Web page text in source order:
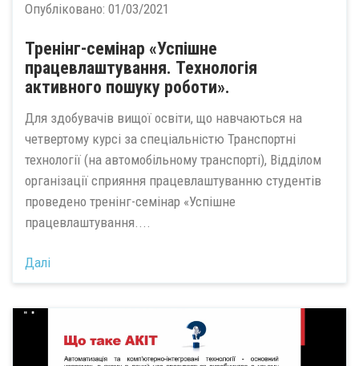
Опубліковано: 01/03/2021
Тренінг-семінар «Успішне
працевлаштування. Технологія
активного пошуку роботи».
Для здобувачів вищої освіти, що навчаються на
четвертому курсі за спеціальністю Транспортні
технології (на автомобільному транспорті), Відділом
організації сприяння працевлаштуванню студентів
проведено тренінг-семінар «Успішне
працевлаштування....
Далі